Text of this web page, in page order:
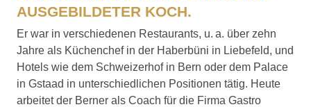
AUSGEBILDETER KOCH.
Er war in verschiedenen Restaurants, u. a. über zehn
Jahre als Küchenchef in der Haberbüni in Liebefeld, und
Hotels wie dem Schweizerhof in Bern oder dem Palace
in Gstaad in unterschiedlichen Positionen tätig. Heute
arbeitet der Berner als Coach für die Firma Gastro